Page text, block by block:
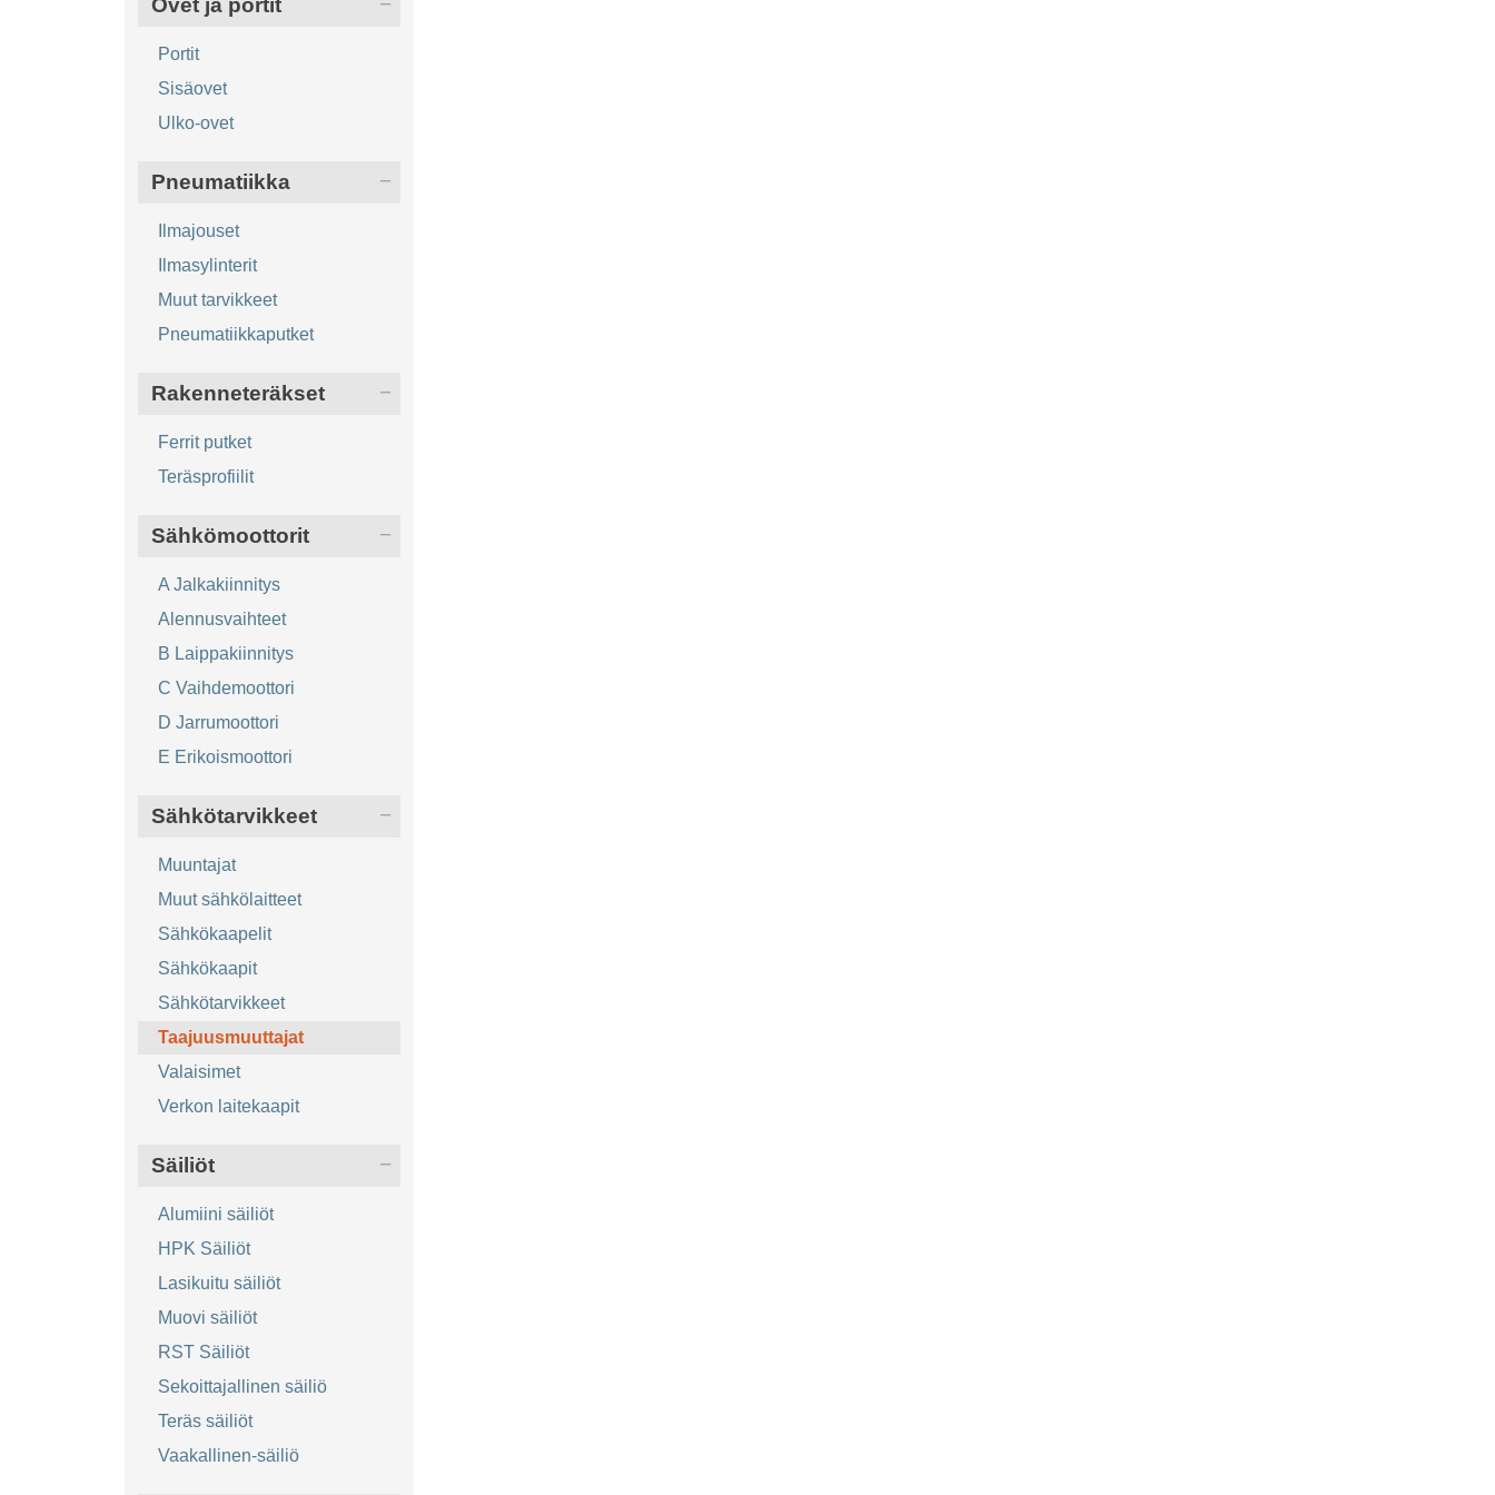
Ovet ja portit
Portit
Sisäovet
Ulko-ovet
Pneumatiikka
Ilmajouset
Ilmasylinterit
Muut tarvikkeet
Pneumatiikkaputket
Rakenneteräkset
Ferrit putket
Teräsprofiilit
Sähkömoottorit
A Jalkakiinnitys
Alennusvaihteet
B Laippakiinnitys
C Vaihdemoottori
D Jarrumoottori
E Erikoismoottori
Sähkötarvikkeet
Muuntajat
Muut sähkölaitteet
Sähkökaapelit
Sähkökaapit
Sähkötarvikkeet
Taajuusmuuttajat
Valaisimet
Verkon laitekaapit
Säiliöt
Alumiini säiliöt
HPK Säiliöt
Lasikuitu säiliöt
Muovi säiliöt
RST Säiliöt
Sekoittajallinen säiliö
Teräs säiliöt
Vaakallinen-säiliö